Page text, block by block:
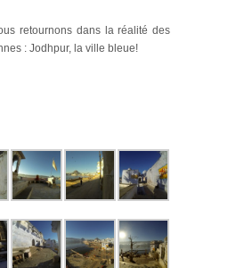
retournons dans la réalité des
: Jodhpur, la ville bleue!